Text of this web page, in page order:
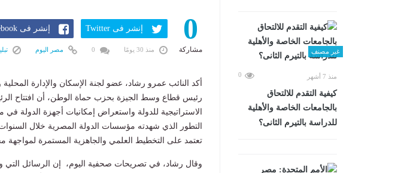
غير مصنف
منذ 7 أشهر 0
كيفية التقدم للالتحاق
بالجامعات الخاصة والأهلية
للدراسة بالتيرم الثانى؟
0
مشاركة
إنشر فى Twitter إنشر فى Facebook
منذ 30 يومًا مصر اليوم
أكد النائب عمرو رشاد، عضو لجنة الإسكان والإدارة
رئيس قطاع وسط الجيزة بحزب حماة الوطن، أن افتتاح
الاستراتيجية للدولة واستعراض إمكانيات أجهزة الدولة
التطور الذي شهدته مؤسسات الدولة المصرية خلال السنوات
تعتمد على التخطيط العلمي والجاهزية المستمرة لمواجهة
وقال رشاد، في تصريحات صحفية اليوم، إن الرسائل التي